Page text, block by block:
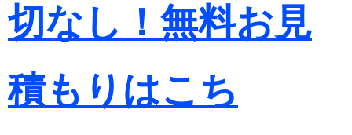
切なし！無料お見
積もりはこち